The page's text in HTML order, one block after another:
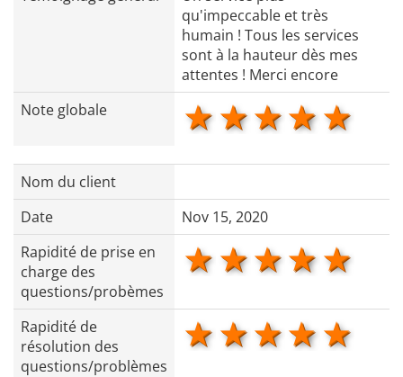
qu'impeccable et très
humain ! Tous les services
sont à la hauteur dès mes
attentes ! Merci encore
Note globale
4
3 stars
2 stars
1 star
Nom du client
Date
Nov 15, 2020
Rapidité de prise en
charge des
questions/probèmes
4
3 stars
2 stars
1 star
Rapidité de
résolution des
questions/problèmes
4
3 stars
2 stars
1 star